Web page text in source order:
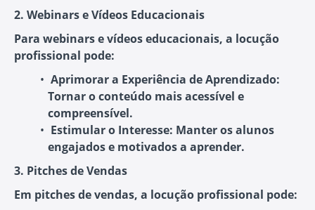
2. Webinars e Vídeos Educacionais
Para webinars e vídeos educacionais, a locução
profissional pode:
Aprimorar a Experiência de Aprendizado:
Tornar o conteúdo mais acessível e
compreensível.
Estimular o Interesse: Manter os alunos
engajados e motivados a aprender.
3. Pitches de Vendas
Em pitches de vendas, a locução profissional pode: